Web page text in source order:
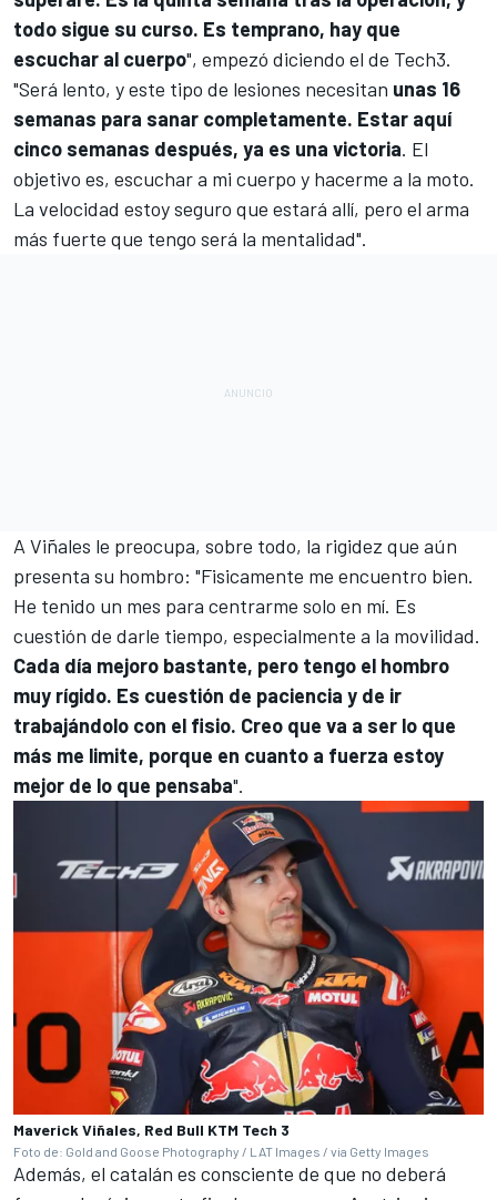
todo sigue su curso. Es temprano, hay que
escuchar al cuerpo", empezó diciendo el de Tech3.
"Será lento, y este tipo de lesiones necesitan unas 16
semanas para sanar completamente. Estar aquí
cinco semanas después, ya es una victoria. El
objetivo es, escuchar a mi cuerpo y hacerme a la moto.
La velocidad estoy seguro que estará allí, pero el arma
más fuerte que tengo será la mentalidad".
A Viñales le preocupa, sobre todo, la rigidez que aún
presenta su hombro: "Fisicamente me encuentro bien.
He tenido un mes para centrarme solo en mí. Es
cuestión de darle tiempo, especialmente a la movilidad.
Cada día mejoro bastante, pero tengo el hombro
muy rígido. Es cuestión de paciencia y de ir
trabajándolo con el fisio. Creo que va a ser lo que
más me limite, porque en cuanto a fuerza estoy
mejor de lo que pensaba".
Maverick Viñales, Red Bull KTM Tech 3
Foto de: Gold and Goose Photography / LAT Images / via Getty Images
Además, el catalán es consciente de que no deberá